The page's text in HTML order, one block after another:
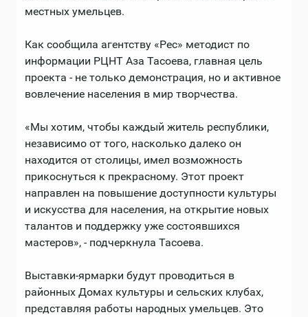
местных умельцев.
Как сообщила агентству «Рес» методист по
информации РЦНТ Аза Тасоева, главная цель
проекта - не только демонстрация, но и активное
вовлечение населения в мир творчества.
«Мы хотим, чтобы каждый житель республики,
независимо от того, насколько далеко он
находится от столицы, имел возможность
прикоснуться к прекрасному. Этот проект
направлен на повышение доступности культуры
и искусства для населения, на открытие новых
талантов и поддержку уже состоявшихся
мастеров», - подчеркнула Тасоева.
Выставки-ярмарки будут проводиться в
районных Домах культуры и сельских клубах,
представляя работы народных умельцев. Это